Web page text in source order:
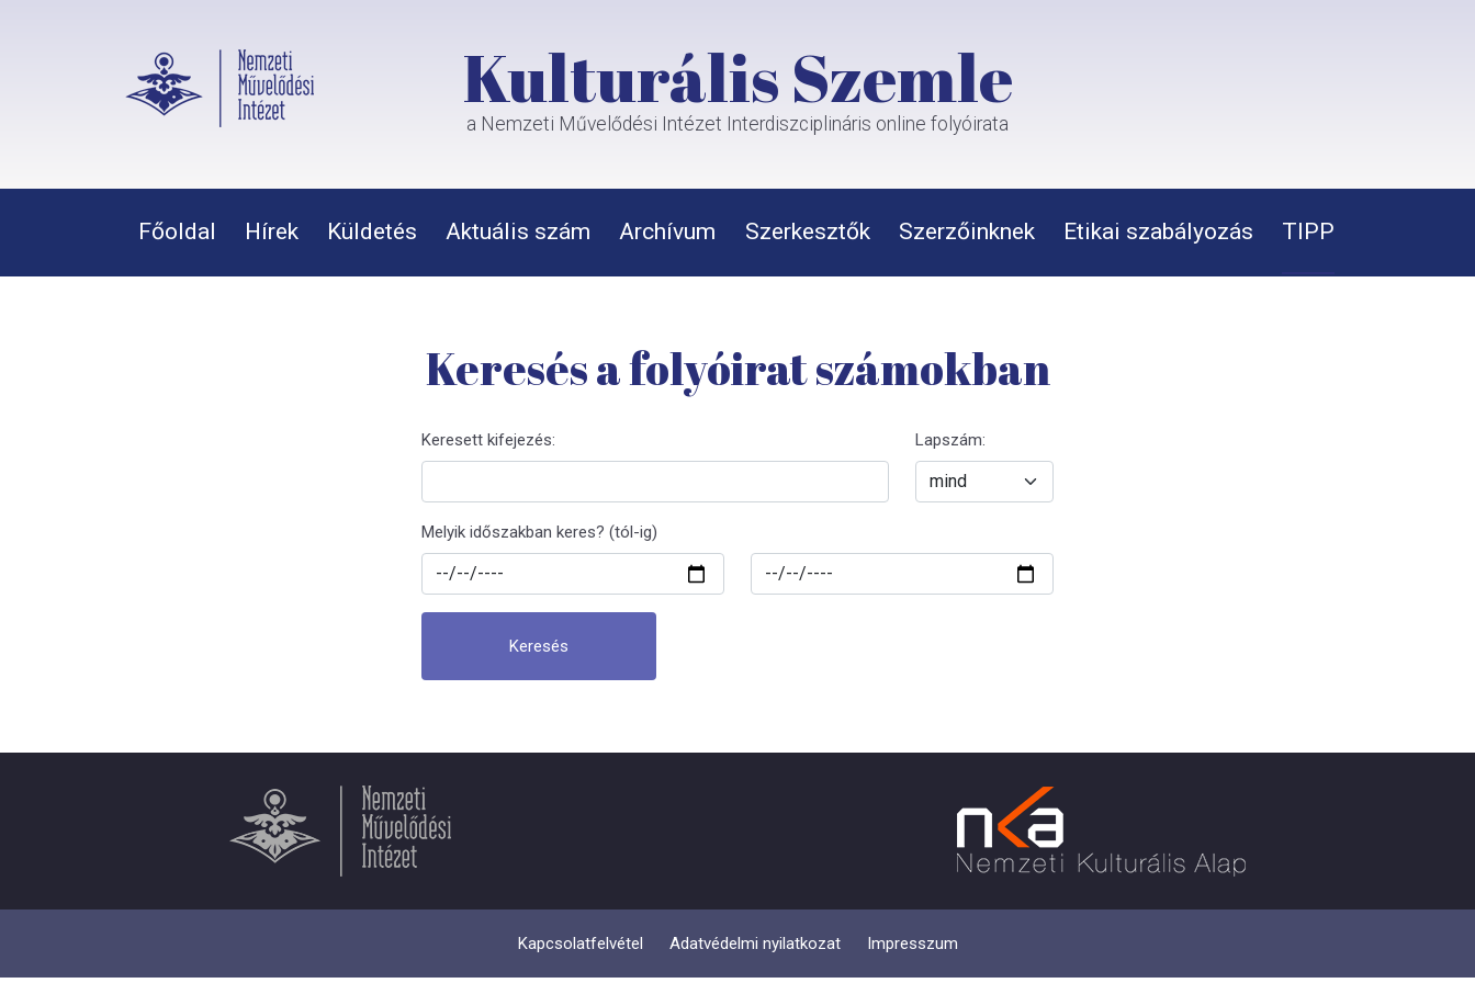
Kulturális Szemle
a Nemzeti Művelődési Intézet Interdiszciplináris online folyóirata
Főoldal Hírek Küldetés Aktuális szám Archívum Szerkesztők Szerzőinknek Etikai szabályozás TIPP
Keresés a folyóirat számokban
Keresett kifejezés: Lapszám:
Melyik időszakban keres? (tól-ig)
Keresés
Kapcsolatfelvétel Adatvédelmi nyilatkozat Impresszum